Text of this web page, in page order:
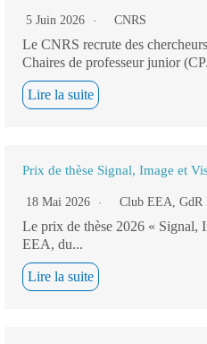
5 Juin 2026 CNRS
Le CNRS recrute des
Chaires de professeur junior
Lire la suite
Prix de thèse Signal, Image et
18 Mai 2026 Club EEA, GdR
Le prix de thèse 2026 « Signal,
EEA, du...
Lire la suite